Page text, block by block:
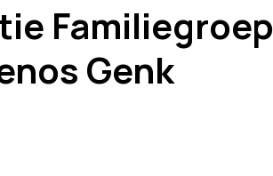
Familiegroep
Genk